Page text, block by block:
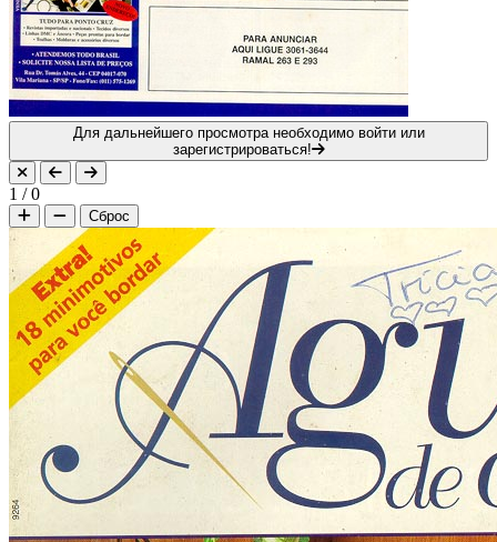
Для дальнейшего просмотра необходимо войти или
зарегистрироваться!
1 /0
Сброс